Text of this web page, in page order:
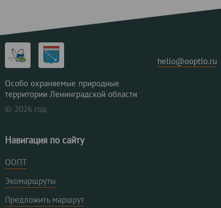
hello@ooptlo.ru
Особо охраняемые природные
территории Ленинградской области
© 2026 год
Навигация по сайту
ООПТ
Экомаршруты
Предложить маршрут